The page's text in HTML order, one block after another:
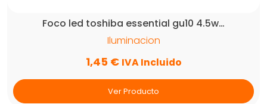
Foco led toshiba essential gu10 4.5w…
Iluminacion
1,45 € IVA Incluido
Ver Producto